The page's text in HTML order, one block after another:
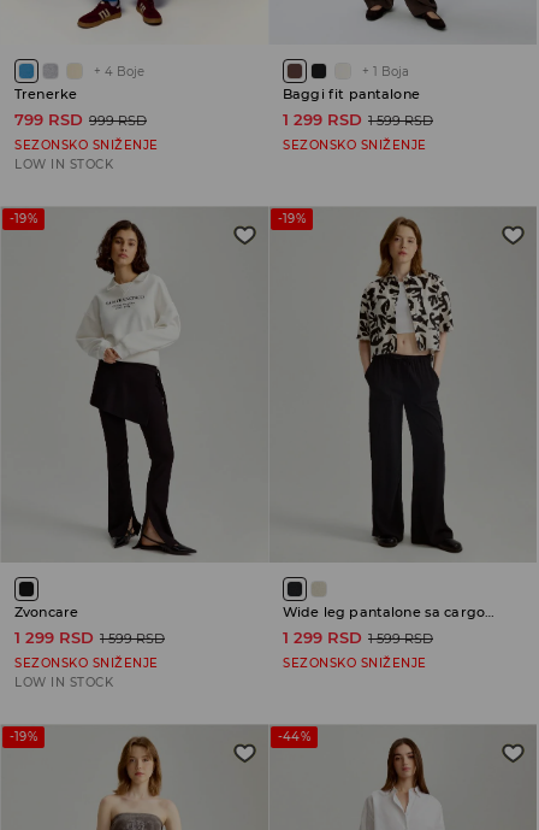
+ 4 Boje
Trenerke
799 RSD 999 RSD
SEZONSKO SNIŽENJE
LOW IN STOCK
+ 1 Boja
Baggi fit pantalone
1 299 RSD 1 599 RSD
SEZONSKO SNIŽENJE
-19%
Zvoncare
1 299 RSD 1 599 RSD
SEZONSKO SNIŽENJE
LOW IN STOCK
-19%
Wide leg pantalone sa cargo džepovima
1 299 RSD 1 599 RSD
SEZONSKO SNIŽENJE
-19% -44%